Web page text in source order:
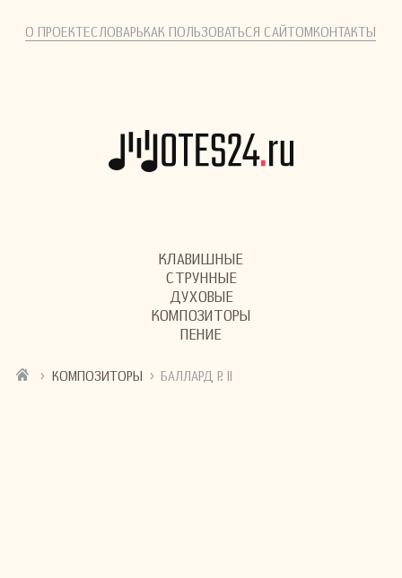
О ПРОЕКТЕСЛОВАРЬКАК ПОЛЬЗОВАТЬСЯ САЙТОМКОНТАКТЫ
КЛАВИШНЫЕ
СТРУННЫЕ
ДУХОВЫЕ
КОМПОЗИТОРЫ
ПЕНИЕ
› КОМПОЗИТОРЫ › БАЛЛАРД Р. II